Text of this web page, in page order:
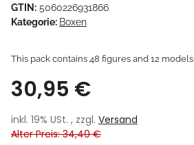
GTIN: 5060226931866
Kategorie: Boxen
This pack contains 48 figures and 12 models
30,95 €
inkl. 19% USt. , zzgl. Versand
Alter Preis: 34,40 €